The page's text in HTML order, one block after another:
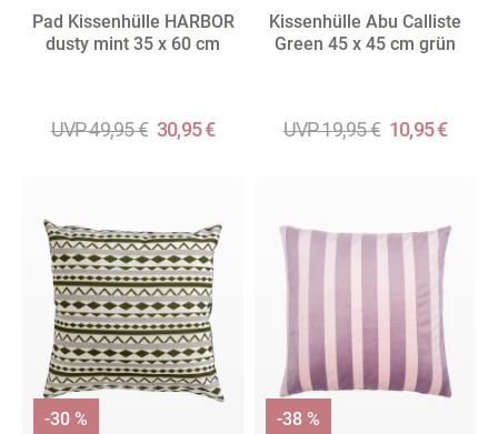
Pad Kissenhülle HARBOR
dusty mint 35 x 60 cm
UVP 49,95 € 30,95 €
Kissenhülle Abu Calliste
Green 45 x 45 cm grün
UVP 19,95 € 10,95 €
-30 % -38 %